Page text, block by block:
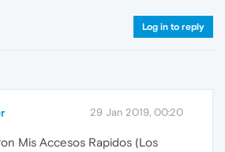
Log in to reply
29 Jan 2019, 00:20
Mis Accesos Rapidos (Los